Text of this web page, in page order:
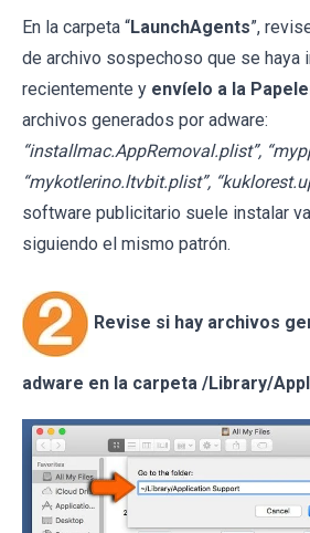
En la carpeta “LaunchAgents”,
de archivo sospechoso que se haya
recientemente y envíelo a la
archivos generados por adware:
“installmac.AppRemoval.plist”,
“mykotlerino.ltvbit.plist”,
software publicitario suele instalar
siguiendo el mismo patrón.
Revise si hay archivos
adware en la carpeta /Library/